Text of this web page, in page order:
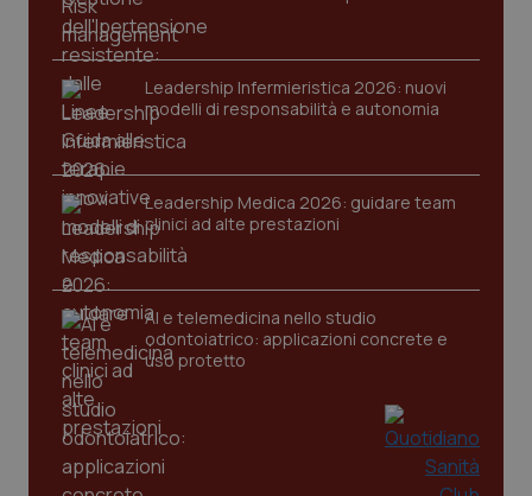
Leadership Infermieristica 2026: nuovi
modelli di responsabilità e autonomia
Leadership Medica 2026: guidare team
clinici ad alte prestazioni
AI e telemedicina nello studio
odontoiatrico: applicazioni concrete e
uso protetto
Nome
Fornitore
VISITOR_PRIVACY_METADATA
.youtube.com
CookieScriptConsent
CookieScript
www.quotidianosanita.it